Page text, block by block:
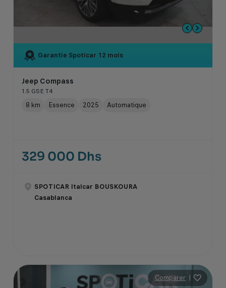
Garantie Spoticar 12 mois
Jeep Compass
1.5 GSE T4
8 km Essence 2025 Automatique
329 000 Dhs
SPOTICAR Italcar BOUSKOURA
Casablanca
Comparer |